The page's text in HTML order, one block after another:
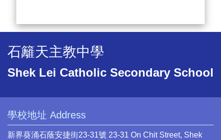
石籬天主教中學
Shek Lei Catholic Secondary School
學校地址 Address
新界葵涌石蔭安捷街23-31號 23-31 On Chit Street, Shek